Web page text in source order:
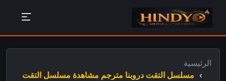
الرئيسية
مسلسل التقت دروبنا مترجم مشاهدة مسلسل التقت